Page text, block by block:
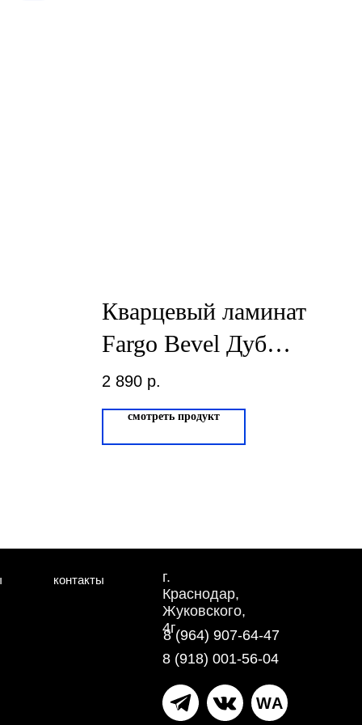
Кварцевый ламинат
Fargo Bevel Дуб
Квебек 50-6191-8
2 890 р.
смотреть продукт
контакты
г.
Краснодар,
Жуковского,
4г
8 (918) 001-56-04
8 (964) 907-64-47
WA